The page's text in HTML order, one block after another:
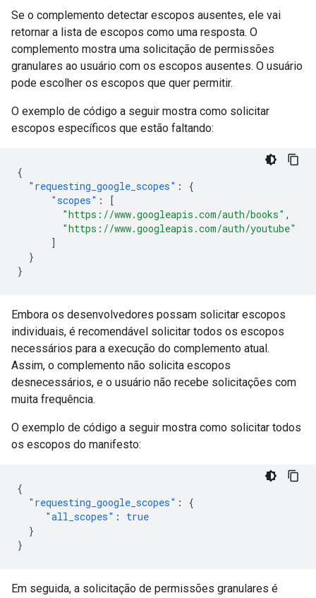
Se o complemento detectar escopos ausentes, ele vai
retornar a lista de escopos como uma resposta. O
complemento mostra uma solicitação de permissões
granulares ao usuário com os escopos ausentes. O usuário
pode escolher os escopos que quer permitir.
O exemplo de código a seguir mostra como solicitar
escopos específicos que estão faltando:
{
"requesting_google_scopes" :
{
"scopes" :
[
"https://www.googleapis.com/auth/books" ,
"https://www.googleapis.com/auth/youtube"
]
}
}
Embora os desenvolvedores possam solicitar escopos
individuais, é recomendável solicitar todos os escopos
necessários para a execução do complemento atual.
Assim, o complemento não solicita escopos
desnecessários, e o usuário não recebe solicitações com
muita frequência.
O exemplo de código a seguir mostra como solicitar todos
os escopos do manifesto:
{
"requesting_google_scopes" :
{
"all_scopes" :
true
}
}
Em seguida, a solicitação de permissões granulares é